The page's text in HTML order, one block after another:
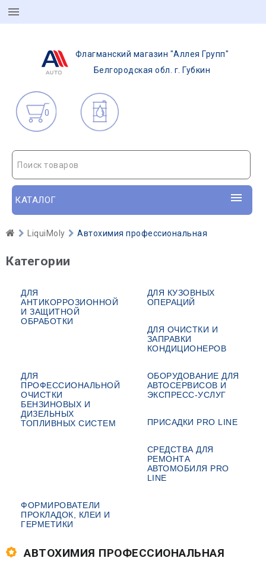
Флагманский магазин "Аллея Групп"
Белгородская обл. г. Губкин
0
Поиск товаров
КАТАЛОГ
LiquiMoly Автохимия профессиональная
Категории
ДЛЯ
АНТИКОРРОЗИОННОЙ
И ЗАЩИТНОЙ
ОБРАБОТКИ
ДЛЯ КУЗОВНЫХ
ОПЕРАЦИЙ
ДЛЯ ОЧИСТКИ И
ЗАПРАВКИ
КОНДИЦИОНЕРОВ
ДЛЯ
ПРОФЕССИОНАЛЬНОЙ
ОЧИСТКИ
БЕНЗИНОВЫХ И
ДИЗЕЛЬНЫХ
ТОПЛИВНЫХ СИСТЕМ
ОБОРУДОВАНИЕ ДЛЯ
АВТОСЕРВИСОВ И
ЭКСПРЕСС-УСЛУГ
ПРИСАДКИ PRO LINE
СРЕДСТВА ДЛЯ
РЕМОНТА
АВТОМОБИЛЯ PRO
LINE
ФОРМИРОВАТЕЛИ
ПРОКЛАДОК, КЛЕИ И
ГЕРМЕТИКИ
АВТОХИМИЯ ПРОФЕССИОНАЛЬНАЯ